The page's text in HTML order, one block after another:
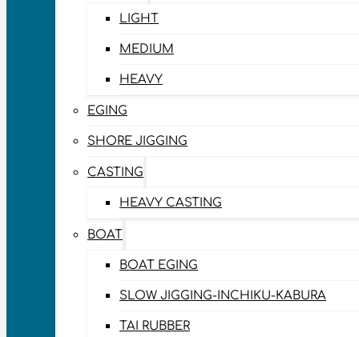
LIGHT
MEDIUM
HEAVY
EGING
SHORE JIGGING
CASTING
HEAVY CASTING
BOAT
BOAT EGING
SLOW JIGGING-INCHIKU-KABURA
TAI RUBBER